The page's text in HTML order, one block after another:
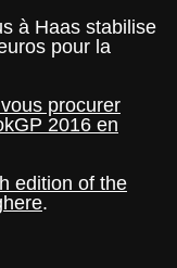
à Haas stabilise
pour la
procurer
2016 en
edition of the
here.